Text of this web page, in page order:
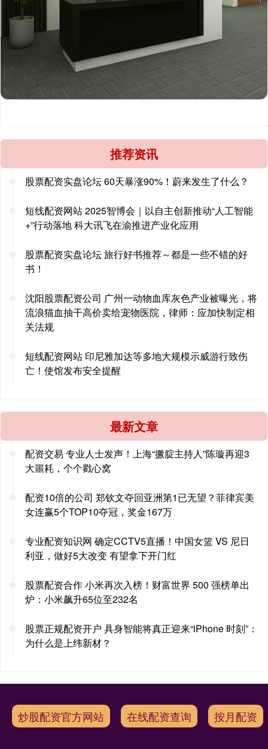
推荐资讯
股票配资实盘论坛 60天暴涨90%！蔚来发生了什么？
短线配资网站 2025智博会｜以自主创新推动“人工智能
+”行动落地 科大讯飞在渝推进产业化应用
股票配资实盘论坛 旅行好书推荐～都是一些不错的好
书！
沈阳股票配资公司 广州一动物血库灰色产业被曝光，将
流浪猫血抽干高价卖给宠物医院，律师：应加快制定相
关法规
短线配资网站 印尼雅加达等多地大规模示威游行致伤
亡！使馆发布安全提醒
最新文章
配资交易 专业人士发声！上海“撅腚主持人”陈璇再迎3
大噩耗，个个戳心窝
配资10倍的公司 郑钦文夺回亚洲第1已无望？菲律宾美
女连赢5个TOP10夺冠，奖金167万
专业配资知识网 确定CCTV5直播！中国女篮 VS 尼日
利亚，做好5大改变 有望拿下开门红
股票配资合作 小米再次入榜！财富世界 500 强榜单出
炉：小米飙升65位至232名
股票正规配资开户 具身智能将真正迎来“iPhone 时刻”：
为什么是上纬新材？
炒股配资官方网站 在线配资查询 按月配资